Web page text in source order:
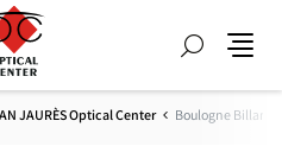
חפש
Boulogne
JAURÈS Optical Center